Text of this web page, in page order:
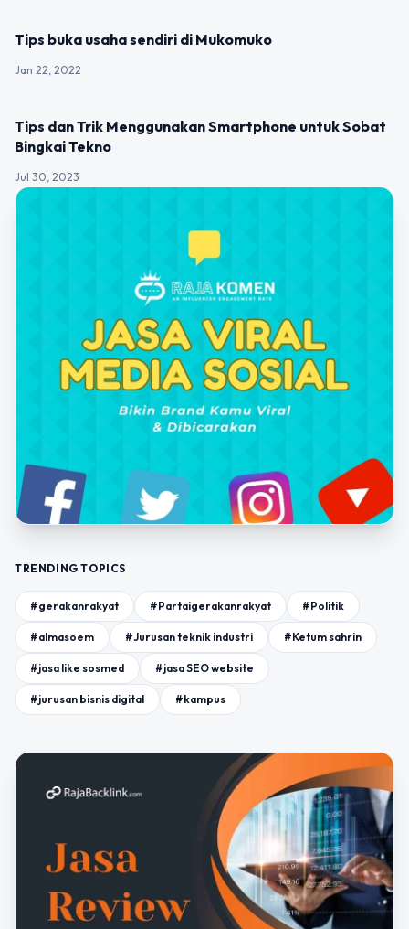
Tips buka usaha sendiri di Mukomuko
Jan 22, 2022
Tips dan Trik Menggunakan Smartphone untuk Sobat
Bingkai Tekno
Jul 30, 2023
TRENDING TOPICS
#gerakanrakyat #Partaigerakanrakyat #Politik
#almasoem #Jurusan teknik industri #Ketum sahrin
#jasa like sosmed #jasa SEO website
#jurusan bisnis digital #kampus